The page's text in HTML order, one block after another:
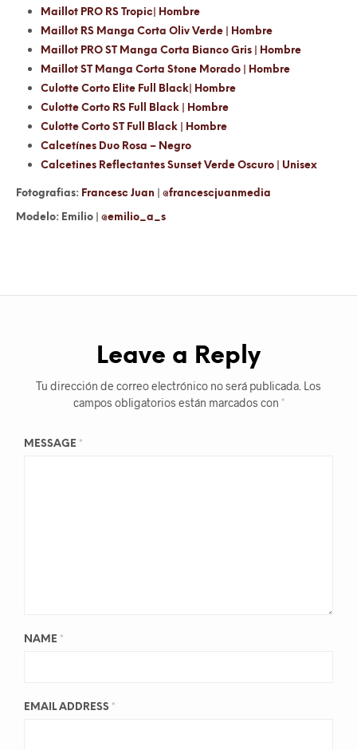
Maillot PRO RS Tropic| Hombre
Maillot RS Manga Corta Oliv Verde | Hombre
Maillot PRO ST Manga Corta Bianco Gris | Hombre
Maillot ST Manga Corta Stone Morado | Hombre
Culotte Corto Elite Full Black| Hombre
Culotte Corto RS Full Black | Hombre
Culotte Corto ST Full Black | Hombre
Calcetí­nes Duo Rosa – Negro
Calcetines Reflectantes Sunset Verde Oscuro | Unisex
Fotografias: Francesc Juan @francescjuanmedia
Modelo: Emilio | @emilio_a_s
Leave a Reply
Tu dirección de correo electrónico no será publicada. Los
campos obligatorios están marcados con *
MESSAGE *
NAME *
EMAIL ADDRESS *